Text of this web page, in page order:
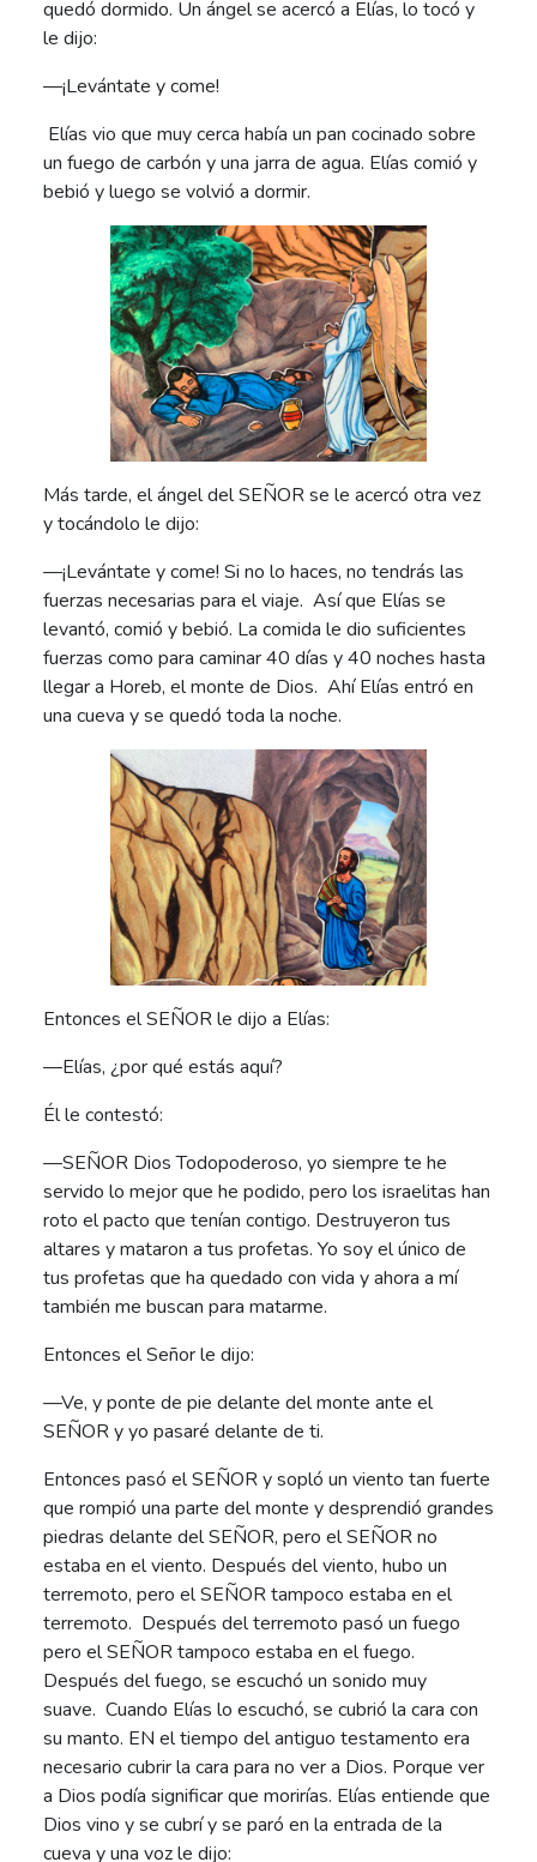
quedó dormido. Un ángel se acercó a Elías, lo tocó y
le dijo:
—¡Levántate y come!
Elías vio que muy cerca había un pan cocinado sobre
un fuego de carbón y una jarra de agua. Elías comió y
bebió y luego se volvió a dormir.
Más tarde, el ángel del SEÑOR se le acercó otra vez
y tocándolo le dijo:
—¡Levántate y come! Si no lo haces, no tendrás las
fuerzas necesarias para el viaje. Así que Elías se
levantó, comió y bebió. La comida le dio suficientes
fuerzas como para caminar 40 días y 40 noches hasta
llegar a Horeb, el monte de Dios. Ahí Elías entró en
una cueva y se quedó toda la noche.
Entonces el SEÑOR le dijo a Elías:
—Elías, ¿por qué estás aquí?
Él le contestó:
—SEÑOR Dios Todopoderoso, yo siempre te he
servido lo mejor que he podido, pero los israelitas han
roto el pacto que tenían contigo. Destruyeron tus
altares y mataron a tus profetas. Yo soy el único de
tus profetas que ha quedado con vida y ahora a mí
también me buscan para matarme.
Entonces el Señor le dijo:
—Ve, y ponte de pie delante del monte ante el
SEÑOR y yo pasaré delante de ti.
Entonces pasó el SEÑOR y sopló un viento tan fuerte
que rompió una parte del monte y desprendió grandes
piedras delante del SEÑOR, pero el SEÑOR no
estaba en el viento. Después del viento, hubo un
terremoto, pero el SEÑOR tampoco estaba en el
terremoto. Después del terremoto pasó un fuego
pero el SEÑOR tampoco estaba en el fuego.
Después del fuego, se escuchó un sonido muy
suave. Cuando Elías lo escuchó, se cubrió la cara con
su manto. EN el tiempo del antiguo testamento era
necesario cubrir la cara para no ver a Dios. Porque ver
a Dios podía significar que morirías. Elías entiende que
Dios vino y se cubrí y se paró en la entrada de la
cueva y una voz le dijo: